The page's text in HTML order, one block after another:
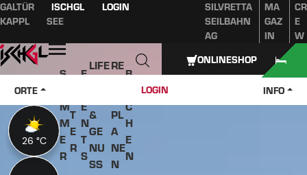
Hauptinhalt
Inhaltsverzeichnis
Hauptnavigation
Inhaltsverzeichnis
GALTÜR
ISCHGL
KAPPL
SEE
LOGIN
SILVRETTA
SEILBAHN
AG
MA
GAZ
IN
CR
E
W
Öffnen
S
M
M
E
R
T
E
R
E
E
N
T
S
LIFE
&
GE
NU
SS
RE
PL
A
NE
N
B
C
H
E
N
ORTE LOGIN INFO
ONLINESHOP
26 °C
26 °C